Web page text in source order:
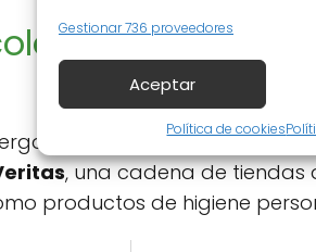
Gestionar 736 proveedores
Aceptar
Política de cookies
una variedad detiendas
, una cadena de tiendas
productos de higiene